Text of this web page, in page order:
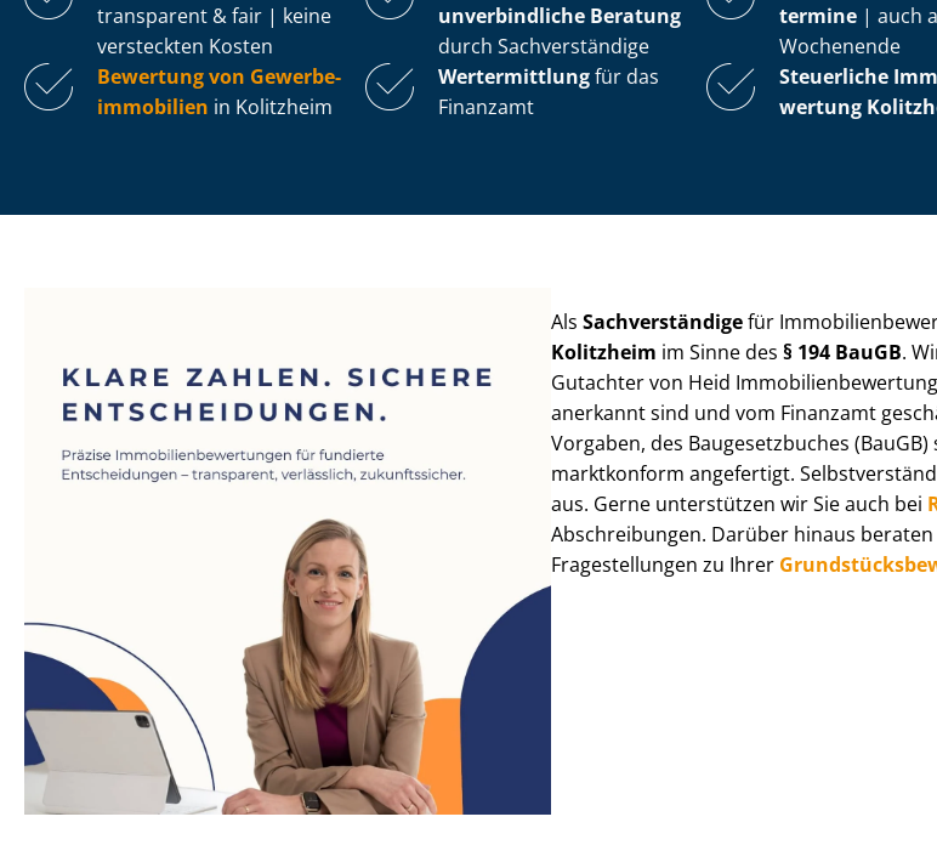
transparent & fair | keine
versteckten Kosten
unverbindliche Beratung
durch Sachverständige
ter­mi­ne | auch
Wochenende
Bewertung von Ge­wer­be­
im­mo­bi­li­en in Kolitzheim
Wertermittlungfür das
Finanzamt
Steuerliche
wer­tung
AlsSachverständigefür
Kolitzheim im Sinne des§ 194 BauGB.
Gutachter von Heid
anerkannt sind und vom Finanzamt
Vorgaben, des Baugesetzbuches
marktkonform angefertigt.
aus. Gerne unterstützen wir Sie auch bei
Abschreibungen. Darüber hinaus
Fragestellungen zu Ihrer